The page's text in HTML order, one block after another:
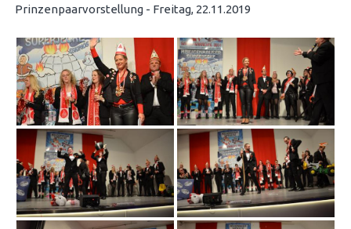
Prinzenpaarvorstellung - Freitag, 22.11.2019